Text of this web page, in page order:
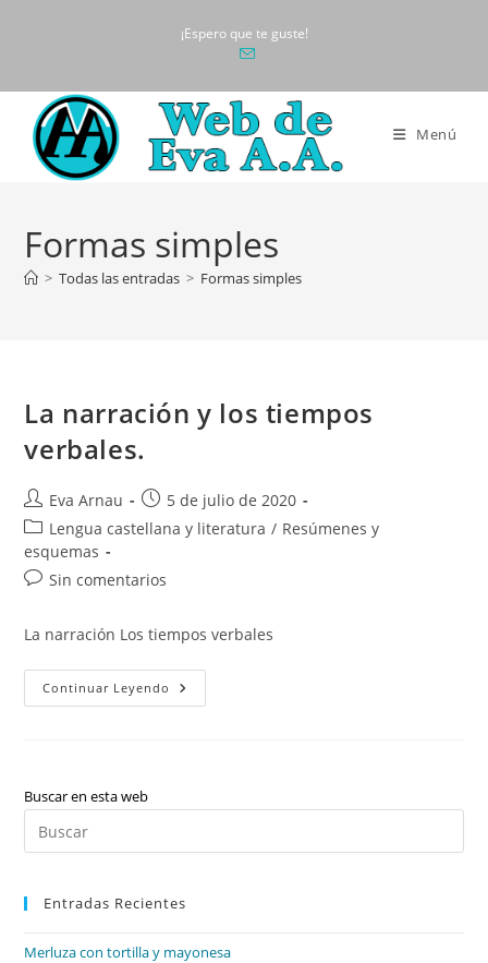
¡Espero que te guste!
Menú
Formas simples
> Todas las entradas > Formas simples
La narración y los tiempos
verbales.
Autor
de
la
entrada:
Eva Arnau
Publicación
de
5 de julio de 2020
Categoría
de
la
Lengua castellana y literatura / Resúmenes y
esquemas
Comentarios
la
entrada:
Sin comentarios
La narración Los tiempos verbales
Continuar Leyendo La
Narración
Buscar en esta web
Entradas Recientes
Merluza con tortilla y mayonesa